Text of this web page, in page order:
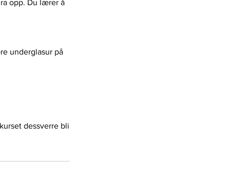
opp. Du lærer å
underglasur på
dessverre bli